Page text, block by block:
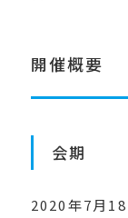
開催概要
会期
2020年7月18